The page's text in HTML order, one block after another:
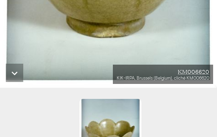
KM006620
KIK-IRPA, Brussels (Belgium), cliché KM006620